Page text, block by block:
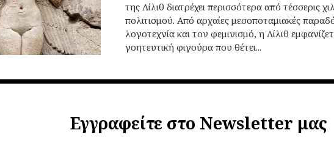
της Λίλιθ διατρέχει περισσότερα από τέσσερις
πολιτισμού. Από αρχαίες μεσοποταμιακές
λογοτεχνία και τον φεμινισμό, η Λίλιθ
γοητευτική φιγούρα που θέτει...
Εγγραφείτε στο Newsletter μας